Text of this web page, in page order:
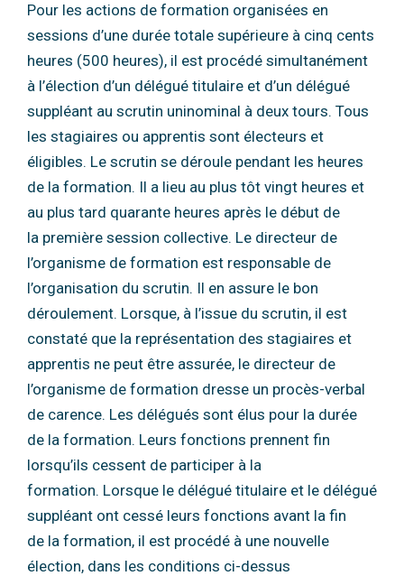
Pour les actions de formation organisées en
sessions d’une durée totale supérieure à cinq cents
heures (500 heures), il est procédé simultanément
à l’élection d’un délégué titulaire et d’un délégué
suppléant au scrutin uninominal à deux tours. Tous
les stagiaires ou apprentis sont électeurs et
éligibles. Le scrutin se déroule pendant les heures
de la formation. Il a lieu au plus tôt vingt heures et
au plus tard quarante heures après le début de
la première session collective. Le directeur de
l’organisme de formation est responsable de
l’organisation du scrutin. Il en assure le bon
déroulement. Lorsque, à l’issue du scrutin, il est
constaté que la représentation des stagiaires et
apprentis ne peut être assurée, le directeur de
l’organisme de formation dresse un procès-verbal
de carence. Les délégués sont élus pour la durée
de la formation. Leurs fonctions prennent fin
lorsqu’ils cessent de participer à la
formation. Lorsque le délégué titulaire et le délégué
suppléant ont cessé leurs fonctions avant la fin
de la formation, il est procédé à une nouvelle
élection, dans les conditions ci-dessus